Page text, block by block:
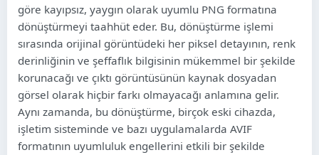
Asụsụ Igbo
Hausa
Afrikaans
አማርኛ
Afaan Oromoo
göre kayıpsız, yaygın olarak uyumlu PNG formatına
dönüştürmeyi taahhüt eder. Bu, dönüştürme işlemi
sırasında orijinal görüntüdeki her piksel detayının, renk
derinliğinin ve şeffaflık bilgisinin mükemmel bir şekilde
korunacağı ve çıktı görüntüsünün kaynak dosyadan
görsel olarak hiçbir farkı olmayacağı anlamına gelir.
Aynı zamanda, bu dönüştürme, birçok eski cihazda,
işletim sisteminde ve bazı uygulamalarda AVIF
formatının uyumluluk engellerini etkili bir şekilde